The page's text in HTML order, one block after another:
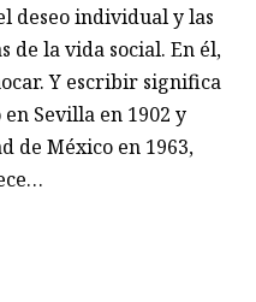
deseo individual y las
de la vida social. En él,
Y escribir significa
Sevilla en 1902 y
de México en 1963,